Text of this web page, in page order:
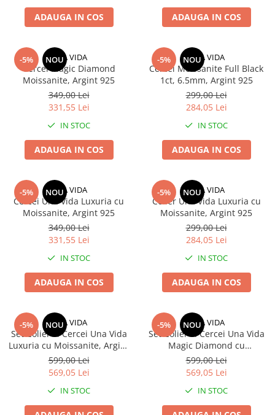
ADAUGA IN COS ADAUGA IN COS
-5% NOU
UNA VIDA
Cercei Magic Diamond
Moissanite, Argint 925
349,00 Lei
331,55 Lei
IN STOC
ADAUGA IN COS
-5% NOU
UNA VIDA
Cercei Moissanite Full Black
1ct, 6.5mm, Argint 925
299,00 Lei
284,05 Lei
IN STOC
ADAUGA IN COS
-5% NOU
UNA VIDA
Cercei Una Vida Luxuria cu
Moissanite, Argint 925
349,00 Lei
331,55 Lei
IN STOC
ADAUGA IN COS
-5% NOU
UNA VIDA
Colier Una Vida Luxuria cu
Moissanite, Argint 925
299,00 Lei
284,05 Lei
IN STOC
ADAUGA IN COS
-5% NOU
UNA VIDA
Set Colier si Cercei Una Vida
Luxuria cu Moissanite, Argint
925
599,00 Lei
569,05 Lei
IN STOC
-5% NOU
UNA VIDA
Set Colier si Cercei Una Vida
Magic Diamond cu
Moissanite, Argint 925
599,00 Lei
569,05 Lei
IN STOC